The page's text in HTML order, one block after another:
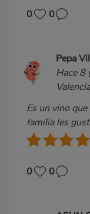
0 0
Pepa
Hace 8
Valencia
Es un vino
familia les
0 0